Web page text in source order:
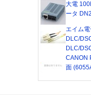
大電
ータ
エイム
DLC/
DLC/
CANON
面